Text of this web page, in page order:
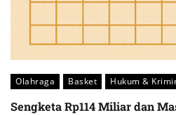
Olahraga Basket Hukum &
Sengketa Rp114 Miliar dan